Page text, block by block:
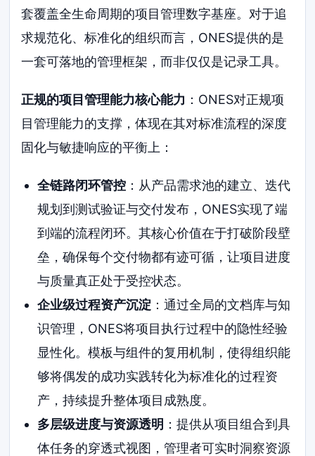
套覆盖全生命周期的项目管理数字基座。对于追
求规范化、标准化的组织而言，ONES提供的是
一套可落地的管理框架，而非仅仅是记录工具。
正规的项目管理能力核心能力 ：ONES对正规项
目管理能力的支撑，体现在其对标准流程的深度
固化与敏捷响应的平衡上：
全链路闭环管控：从产品需求池的建立、迭代
规划到测试验证与交付发布，ONES实现了端
到端的流程闭环。其核心价值在于打破阶段壁
垒，确保每个交付物都有迹可循，让项目进度
与质量真正处于受控状态。
企业级过程资产沉淀：通过全局的文档库与知
识管理，ONES将项目执行过程中的隐性经验
显性化。模板与组件的复用机制，使得组织能
够将偶发的成功实践转化为标准化的过程资
产，持续提升整体项目成熟度。
多层级进度与资源透明 ：提供从项目组合到具
体任务的穿透式视图，管理者可实时洞察资源